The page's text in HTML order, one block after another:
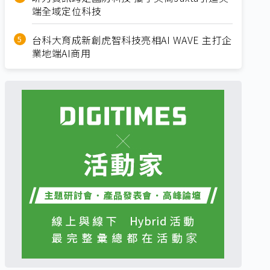
端全域定位科技
台科大育成新創虎智科技亮相AI WAVE 主打企
業地端AI商用